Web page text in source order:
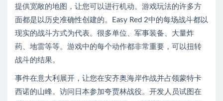
提供宽敞的地图，让您可以进行机动。游戏玩法的许多方
面都是以历史准确性创建的。Easy Red 2中的每场战斗都以
现实的战斗方式为代表。很多单位、军事装备、大量炸
药、地雷等等。游戏中的每个动作都非常重要，可以扭转
战斗的结果。
事件在意大利展开，让您在安齐奥海岸作战并占领蒙特卡
西诺的山峰。访问日本参加夸贾林战役。开发人员试图在